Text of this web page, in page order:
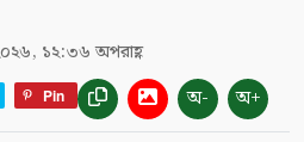
১২:৩৬ অপরাহ্ণ
Pin অ- অ+